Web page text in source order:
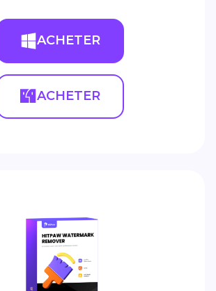
ACHETER
ACHETER